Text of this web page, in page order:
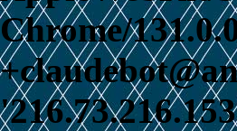
Chrome/